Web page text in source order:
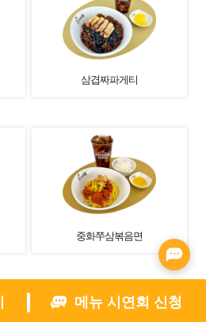
삼겹짜파게티
중화쭈삼볶음면
메뉴 시연회 신청